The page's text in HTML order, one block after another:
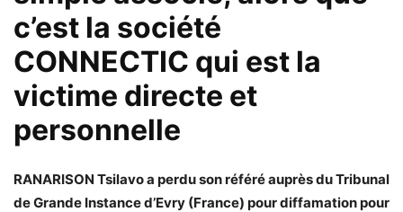
c’est la société
CONNECTIC qui est la
victime directe et
personnelle
RANARISON Tsilavo a perdu son référé auprès du Tribunal
de Grande Instance d’Evry (France) pour diffamation pour